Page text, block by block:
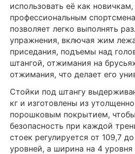
использовать её как
профессиональным
позволяет легко выполнять
упражнения, включая жим
приседания, подъемы над
штангой, отжимания на
отжимания, что делает его
Стойки под штангу
кг и изготовлены из
порошковым покрытием,
безопасность при каждой
стоек регулируется от 109,7
уровней, а ширина на 4 уровня